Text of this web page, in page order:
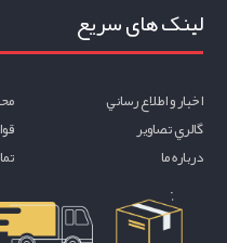
لینک های سریع
اخبار و اطلاع رساني
گالري تصاوير
درباره ما